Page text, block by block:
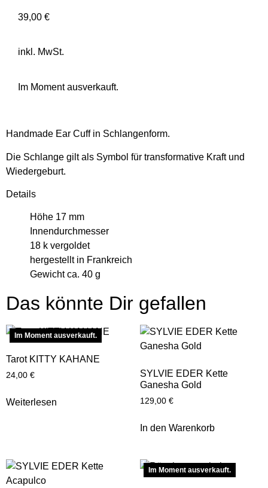
39,00 €
inkl. MwSt.
Im Moment ausverkauft.
Handmade Ear Cuff in Schlangenform.
Die Schlange gilt als Symbol für transformative Kraft und
Wiedergeburt.
Details
Höhe 17 mm
Innendurchmesser
18 k vergoldet
hergestellt in Frankreich
Gewicht ca. 40 g
Das könnte Dir gefallen
Im Moment ausverkauft.
Tarot KITTY KAHANE
24,00 €
Weiterlesen
SYLVIE EDER Kette
Ganesha Gold
129,00 €
In den Warenkorb
Im Moment ausverkauft.